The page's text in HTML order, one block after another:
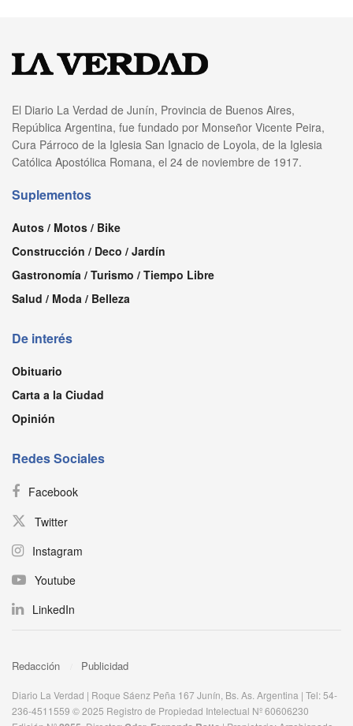
El Diario La Verdad de Junín, Provincia de Buenos Aires,
República Argentina, fue fundado por Monseñor Vicente Peira,
Cura Párroco de la Iglesia San Ignacio de Loyola, de la Iglesia
Católica Apostólica Romana, el 24 de noviembre de 1917.
Suplementos
Autos / Motos / Bike
Construcción / Deco / Jardín
Gastronomía / Turismo / Tiempo Libre
Salud / Moda / Belleza
De interés
Obituario
Carta a la Ciudad
Opinión
Redes Sociales
Facebook
Twitter
Instagram
Youtube
LinkedIn
Redacción Publicidad
Diario La Verdad | Roque Sáenz Peña 167 Junín, Bs. As. Argentina | Tel: 54-
236-4511559 © 2025 Registro de Propiedad Intelectual Nº 60606230